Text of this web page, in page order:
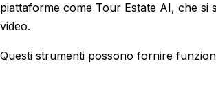
piattaforme come Tour Estate AI, che
video.
Questi strumenti possono fornire